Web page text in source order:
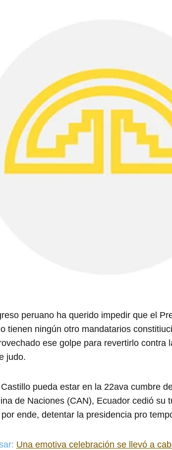
peruano ha querido impedir que el
tienen ningún otro mandatarios
ese golpe para revertirlo contra
judo.
pueda estar en la 22ava cumbre
de Naciones (CAN), Ecuador cedió su
ende, detentar la presidencia pro
Una emotiva celebración se llevó a